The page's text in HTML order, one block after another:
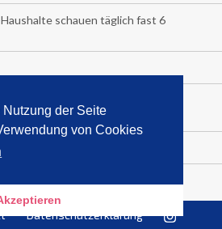
der Seite
von Cookies
schauen täglich fast 6
auf Nummer 1 in Deutschland,
während die Österreicher und
wie sie reich werden.
Datenschutzerklärung